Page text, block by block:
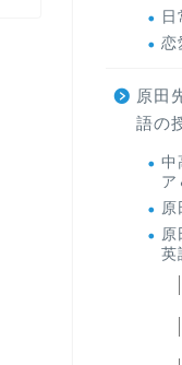
恋
原田
語の
中
ア
原
原
英